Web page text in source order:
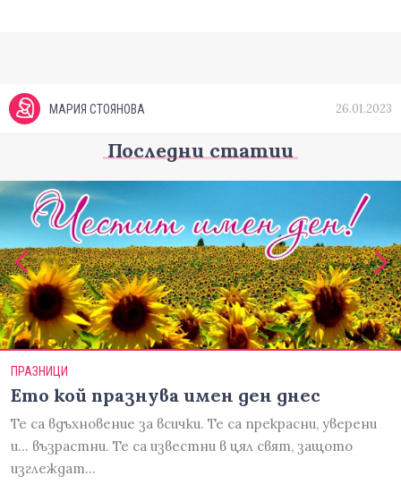
МАРИЯ СТОЯНОВА 26.01.2023
Последни статии
ПРАЗНИЦИ
Ето кой празнува имен ден днес
Те са вдъхновение за всички. Те са прекрасни, уверени
и... възрастни. Те са известни в цял свят, защото
изглеждат…